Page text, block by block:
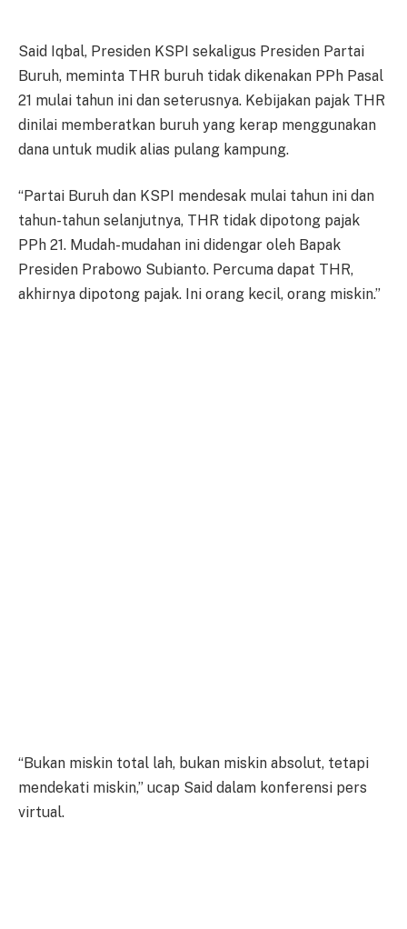
Said Iqbal, Presiden KSPI sekaligus Presiden Partai
Buruh, meminta THR buruh tidak dikenakan PPh Pasal
21 mulai tahun ini dan seterusnya. Kebijakan pajak THR
dinilai memberatkan buruh yang kerap menggunakan
dana untuk mudik alias pulang kampung.
“Partai Buruh dan KSPI mendesak mulai tahun ini dan
tahun-tahun selanjutnya, THR tidak dipotong pajak
PPh 21. Mudah-mudahan ini didengar oleh Bapak
Presiden Prabowo Subianto. Percuma dapat THR,
akhirnya dipotong pajak. Ini orang kecil, orang miskin.”
“Bukan miskin total lah, bukan miskin absolut, tetapi
mendekati miskin,” ucap Said dalam konferensi pers
virtual.